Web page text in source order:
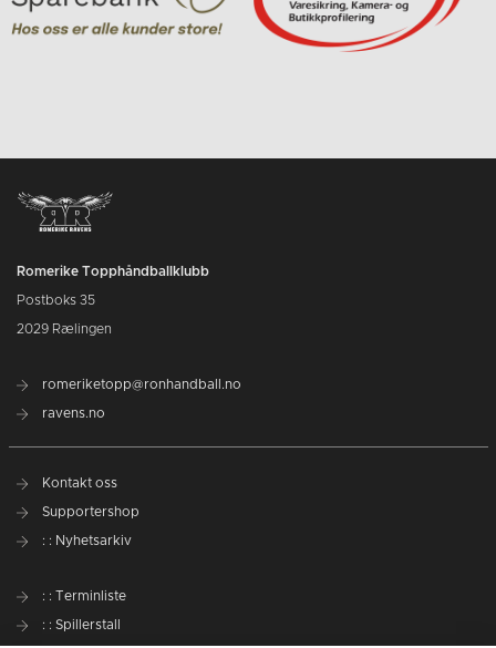
Romerike Topphåndballklubb
Postboks 35
2029 Rælingen
romeriketopp@ronhandball.no
ravens.no
Kontakt oss
Supportershop
: : Nyhetsarkiv
: : Terminliste
: : Spillerstall